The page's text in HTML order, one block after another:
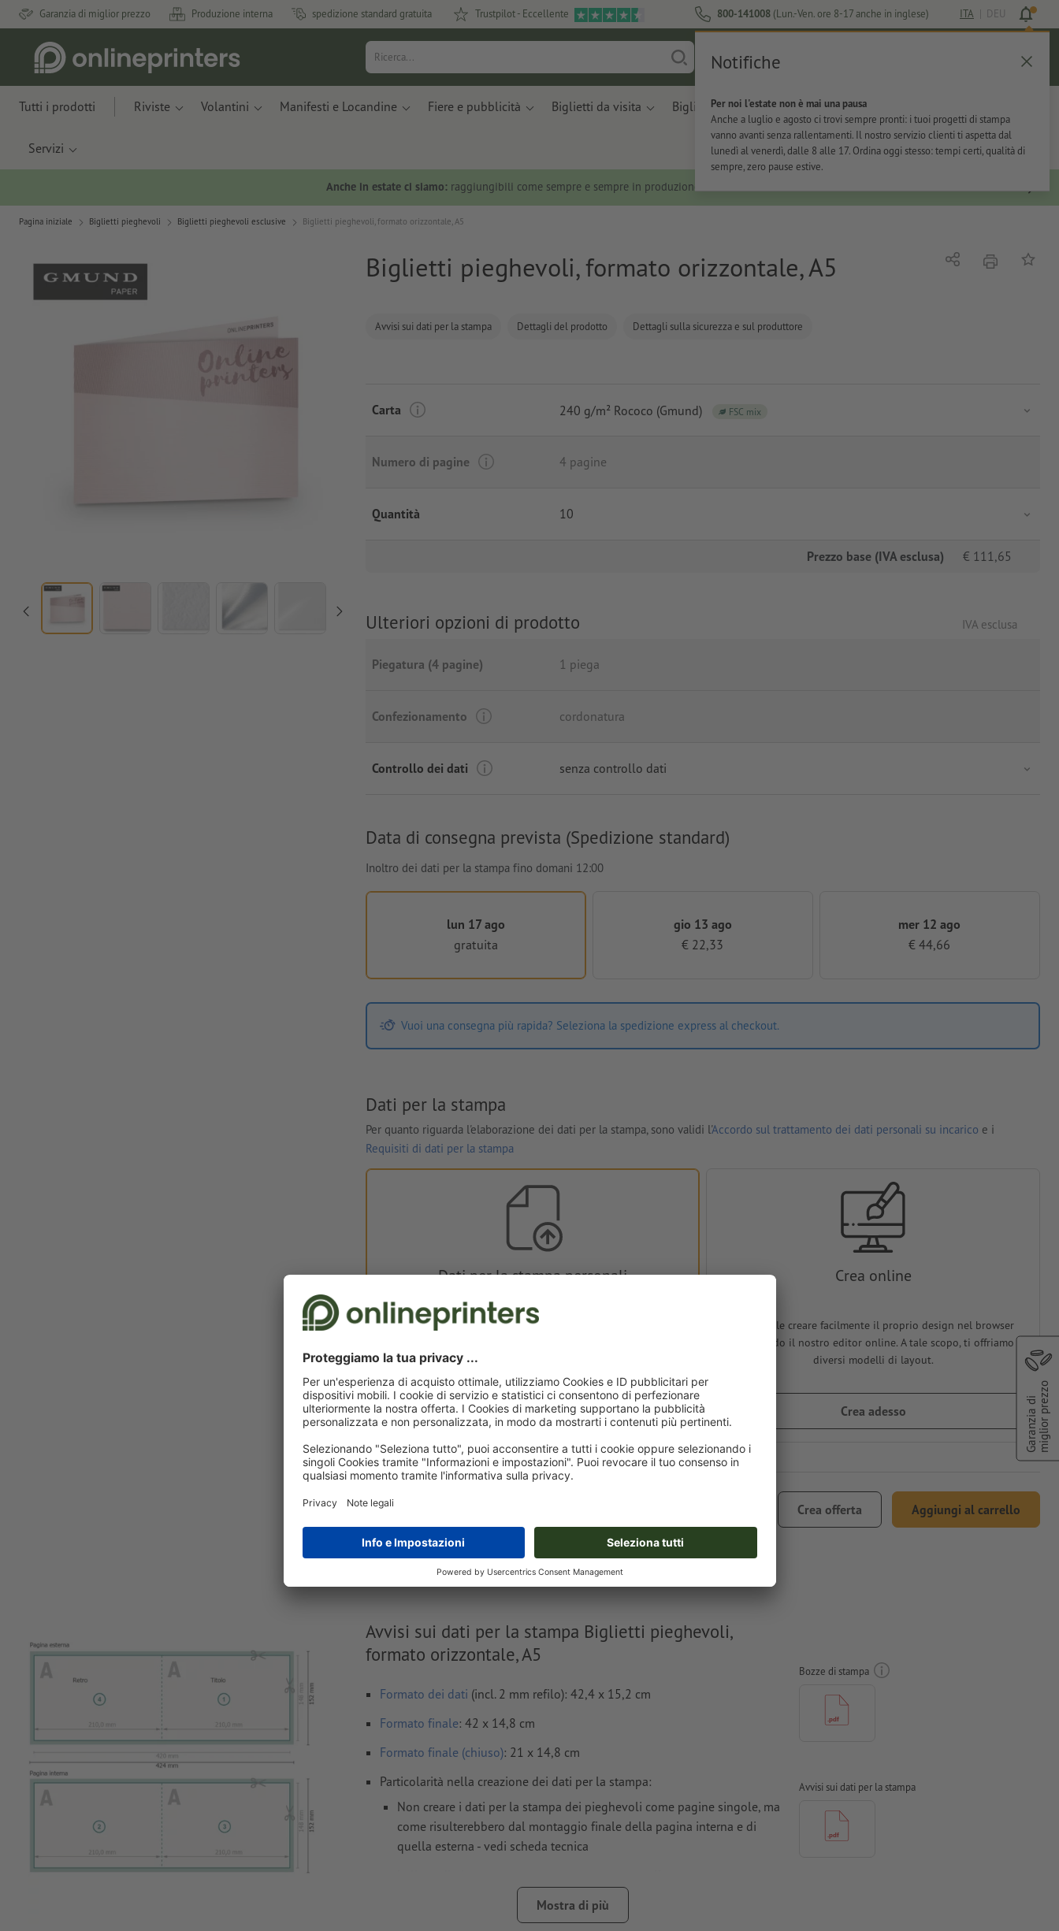
Garanzia di miglior prezzo Produzione interna spedizione standard gratuita Trustpilot - Eccellente 800-141008 (Lun.-Ven. ore 8-17 anche in inglese) ITA | DEU
Notifiche
Per noi l'estate non è mai una pausa
Anche a luglio e agosto ci trovi sempre pronti: i tuoi progetti di stampa
vanno avanti senza rallentamenti. Il nostro servizio clienti ti aspetta dal
lunedì al venerdì, dalle 8 alle 17. Ordina oggi stesso: tempi certi, qualità di
sempre, zero pause estive.
Carrello
Tutti i prodotti Riviste Volantini Manifesti e Locandine Fiere e pubblicità Biglietti da visita Biglietti Per l'ufficio Adesivi
Servizi
Anche in estate ci siamo: raggiungibili come sempre e sempre in produzione.
Pagina iniziale Biglietti pieghevoli Biglietti pieghevoli esclusive Biglietti pieghevoli, formato orizzontale, A5
Biglietti pieghevoli, formato orizzontale, A5
Avvisi sui dati per la stampa Dettagli del prodotto Dettagli sulla sicurezza e sul produttore
Condividistamparealla
Carta 240 g/m² Rococo (Gmund) FSC mix
Numero di pagine 4 pagine
Quantità 10
Prezzo base (IVA esclusa) € 111,65
Ulteriori opzioni di prodotto IVA esclusa
Piegatura (4 pagine) 1 piega
Confezionamento cordonatura
Controllo dei dati senza controllo dati
Data di consegna prevista (Spedizione standard)
Inoltro dei dati per la stampa fino domani 12:00
lun 17 ago
gratuita
gio 13 ago
€ 22,33
mer 12 ago
€ 44,66
Vuoi una consegna più rapida? Seleziona la spedizione express al checkout.
Dati per la stampa
Per quanto riguarda l'elaborazione dei dati per la stampa, sono validi l'Accordo sul trattamento dei dati personali su incarico e i
Requisiti di dati per la stampa
Dati per la stampa personali
È possibile caricare i dati per la stampa prima o dopo
Carica adesso
Crea online
È possibile creare facilmente il proprio design nel browser
utilizzando il nostro editor online. A tale scopo, ti offriamo
diversi modelli di layout.
Crea adesso
IVA esclusa incl. 22% IVA
Crea offerta Aggiungi al carrello
Consegna all' incirca:
Peso: ca.149,2 g
Avvisi sui dati per la stampa Biglietti pieghevoli,
formato orizzontale, A5
Formato dei dati (incl. 2 mm refilo): 42,4 x 15,2 cm
Formato finale: 42 x 14,8 cm
Formato finale (chiuso): 21 x 14,8 cm
Particolarità nella creazione dei dati per la stampa:
Non creare i dati per la stampa dei pieghevoli come pagine singole, ma
come risulterebbero dal montaggio finale della pagina interna e di
quella esterna - vedi scheda tecnica
non è sempre possibile prestare attenzione alla
Mostra di più
Bozze di stampa
Avvisi sui dati per la stampa
Garanzia dimiglior prezzo